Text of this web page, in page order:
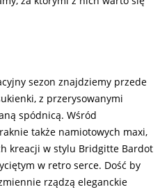
sezon znajdziemy przede
z przerysowanymi
spódnicą. Wśród
także namiotowych maxi,
kreacji w stylu Bridgitte Bardot
w retro serce. Dość by
rządzą eleganckie